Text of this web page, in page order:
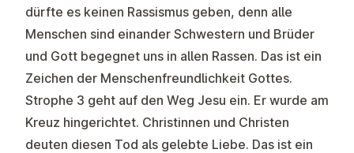
dürfte es keinen Rassismus geben, denn alle
Menschen sind einander Schwestern und Brüder
und Gott begegnet uns in allen Rassen. Das ist ein
Zeichen der Menschenfreundlichkeit Gottes.
Strophe 3 geht auf den Weg Jesu ein. Er wurde am
Kreuz hingerichtet. Christinnen und Christen
deuten diesen Tod als gelebte Liebe. Das ist ein